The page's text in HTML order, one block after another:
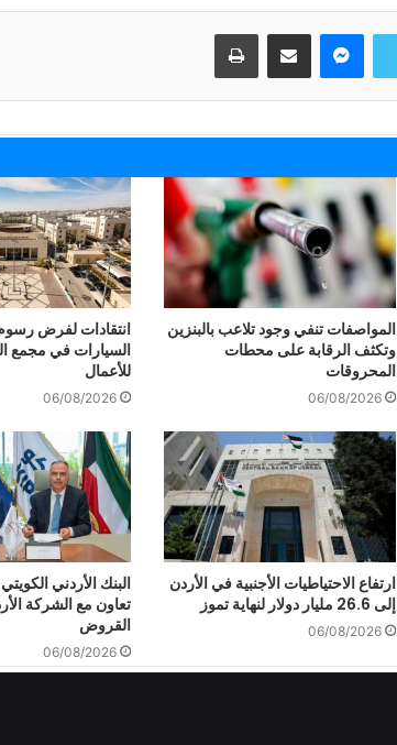
ماسنجر مشاركة عبر البريد طباعة
المواصفات تنفي وجود تلاعب بالبنزين
وتكثف الرقابة على محطات
المحروقات
06/08/2026
انتقادات لفرض
السيارات في مجمع
للأعمال
06/08/2026
ارتفاع الاحتياطيات الأجنبية في الأردن
إلى 26.6 مليار دولار لنهاية تموز
06/08/2026
البنك الأردني
تعاون مع الشركة
القروض
06/08/2026